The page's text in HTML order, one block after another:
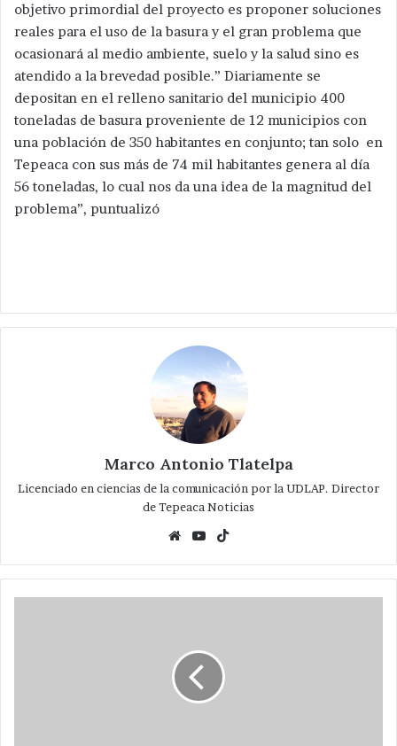
objetivo primordial del proyecto es proponer soluciones
reales para el uso de la basura y el gran problema que
ocasionará al medio ambiente, suelo y la salud sino es
atendido a la brevedad posible.” Diariamente se
depositan en el relleno sanitario del municipio 400
toneladas de basura proveniente de 12 municipios con
una población de 350 habitantes en conjunto; tan solo en
Tepeaca con sus más de 74 mil habitantes genera al día
56 toneladas, lo cual nos da una idea de la magnitud del
problema”, puntualizó
Marco Antonio Tlatelpa
Licenciado en ciencias de la comunicación por la UDLAP. Director
de Tepeaca Noticias
WebsiteYouTube